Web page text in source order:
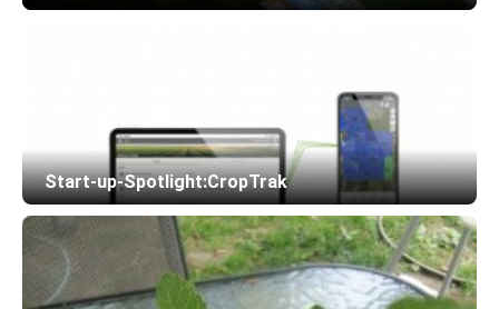
Start-up-Spotlight:CropTrak